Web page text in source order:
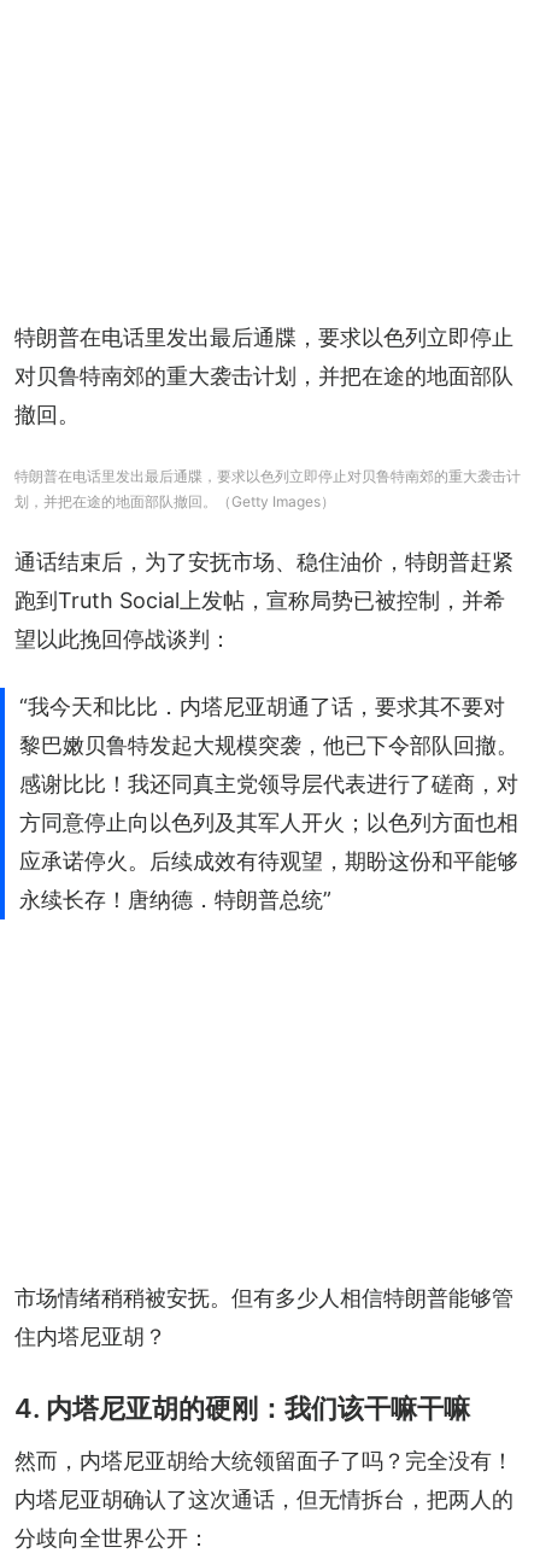
特朗普在电话里发出最后通牒，要求以色列立即停止
对贝鲁特南郊的重大袭击计划，并把在途的地面部队
撤回。
特朗普在电话里发出最后通牒，要求以色列立即停止对贝鲁特南郊的重大袭击计
划，并把在途的地面部队撤回。（Getty Images）
通话结束后，为了安抚市场、稳住油价，特朗普赶紧
跑到Truth Social上发帖，宣称局势已被控制，并希
望以此挽回停战谈判：
“我今天和比比．内塔尼亚胡通了话，要求其不要对
黎巴嫩贝鲁特发起大规模突袭，他已下令部队回撤。
感谢比比！我还同真主党领导层代表进行了磋商，对
方同意停止向以色列及其军人开火；以色列方面也相
应承诺停火。后续成效有待观望，期盼这份和平能够
永续长存！唐纳德．特朗普总统”
市场情绪稍稍被安抚。但有多少人相信特朗普能够管
住内塔尼亚胡？
4. 内塔尼亚胡的硬刚：我们该干嘛干嘛
然而，内塔尼亚胡给大统领留面子了吗？完全没有！
内塔尼亚胡确认了这次通话，但无情拆台，把两人的
分歧向全世界公开：